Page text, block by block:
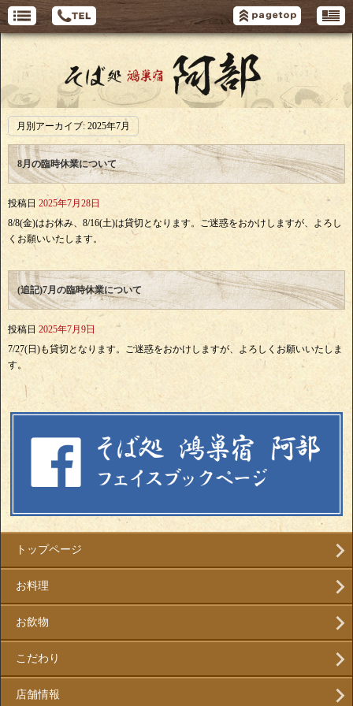
月別アーカイブ: 2025年7月
8月の臨時休業について
投稿日 2025年7月28日
8/8(金)はお休み、8/16(土)は貸切となります。ご迷惑をおかけしますが、よろし
くお願いいたします。
(追記)7月の臨時休業について
投稿日 2025年7月9日
7/27(日)も貸切となります。ご迷惑をおかけしますが、よろしくお願いいたしま
す。
トップページ
お料理
お飲物
こだわり
店舗情報